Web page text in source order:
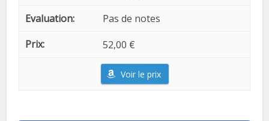
Pas de notes
52,00 €
Voir le prix